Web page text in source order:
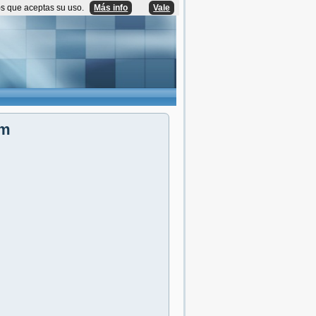
que aceptas su uso. Más info Vale